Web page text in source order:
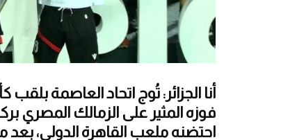
أنا الجزائر: تُوج اتحاد العاصمة
احتضنه ملعب القاهرة الدولي،